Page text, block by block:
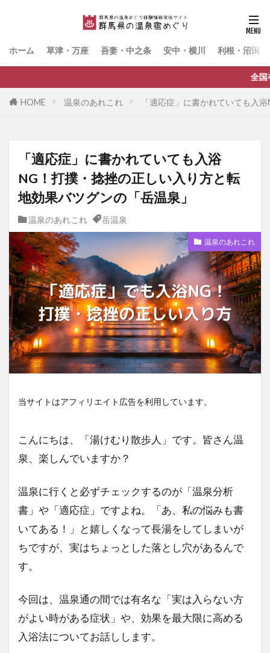
ホーム 草津・万座 吾妻・中之条 安中・横川 利根・沼田
全国有数の温泉県・群馬県の
HOME 温泉のあれこれ 「適応症」に書かれていても入
「適応症」に書かれていても入浴
NG！打撲・捻挫の正しい入り方と転
地効果バツグンの「岳温泉」
温泉のあれこれ 岳温泉
温泉のあれこれ
当サイトはアフィリエイト広告を利用しています。
こんにちは、「湯けむり散歩人」です。皆さん温
泉、楽しんでいますか？
温泉に行くと必ずチェックするのが「温泉分析
書」や「適応症」ですよね。「あ、私の悩みも書
いてある！」と嬉しくなって長湯をしてしまいが
ちですが、実はちょっとした落とし穴があるんで
す。
今回は、温泉通の間では有名な「実は入らない方
がよい時がある症状」や、効果を最大限に高める
入浴法についてお話しします。